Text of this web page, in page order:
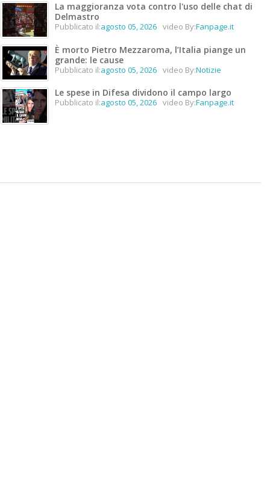
La maggioranza vota contro l'uso delle chat di
Delmastro
Pubblicato il:agosto 05, 2026 video By:Fanpage.it
È morto Pietro Mezzaroma, l’Italia piange un
grande: le cause
Pubblicato il:agosto 05, 2026 video By:Notizie
Le spese in Difesa dividono il campo largo
Pubblicato il:agosto 05, 2026 video By:Fanpage.it